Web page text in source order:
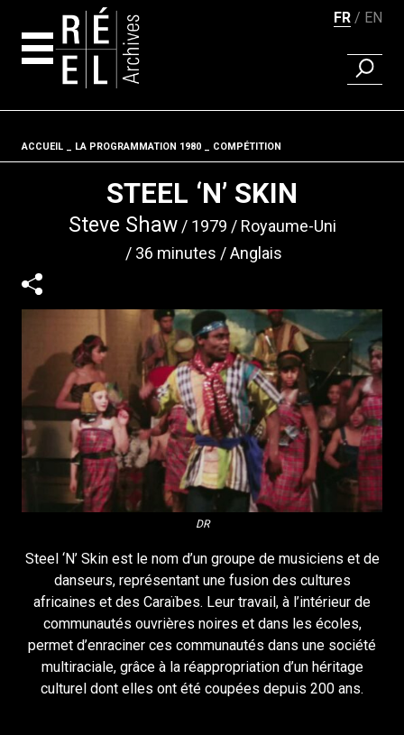
FR EN
Fil d'ariane
ACCUEIL LA PROGRAMMATION 1980 COMPÉTITION
STEEL ‘N’ SKIN
Steve Shaw 1979
Royaume-Uni
36 minutes
Anglais
DR
Steel ‘N’ Skin est le nom d’un groupe de musiciens et de
danseurs, représentant une fusion des cultures
africaines et des Caraïbes. Leur travail, à l’intérieur de
communautés ouvrières noires et dans les écoles,
permet d’enraciner ces communautés dans une société
multiraciale, grâce à la réappropriation d’un héritage
culturel dont elles ont été coupées depuis 200 ans.